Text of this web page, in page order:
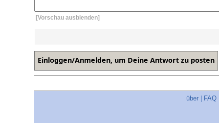
[Vorschau ausblenden]
über FAQ